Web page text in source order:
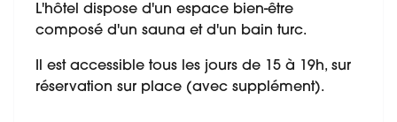
L'hôtel dispose d'un espace bien-être
composé d'un sauna et d'un bain turc.
Il est accessible tous les jours de 15 à 19h, sur
réservation sur place (avec supplément).